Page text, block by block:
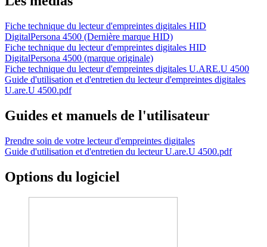
Fiche technique du lecteur d'empreintes digitales HID
DigitalPersona 4500 (Dernière marque HID)
Fiche technique du lecteur d'empreintes digitales HID
DigitalPersona 4500 (marque originale)
Fiche technique du lecteur d'empreintes digitales U.ARE.U 4500
Guide d'utilisation et d'entretien du lecteur d'empreintes digitales
U.are.U 4500.pdf
Guides et manuels de l'utilisateur
Prendre soin de votre lecteur d'empreintes digitales
Guide d'utilisation et d'entretien du lecteur U.are.U 4500.pdf
Options du logiciel